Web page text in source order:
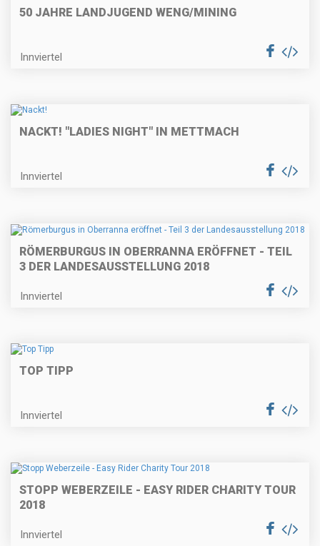
50 JAHRE LANDJUGEND WENG/MINING
Innviertel
NACKT! "LADIES NIGHT" IN METTMACH
Innviertel
RÖMERBURGUS IN OBERRANNA ERÖFFNET - TEIL
3 DER LANDESAUSSTELLUNG 2018
Innviertel
TOP TIPP
Innviertel
STOPP WEBERZEILE - EASY RIDER CHARITY TOUR
2018
Innviertel